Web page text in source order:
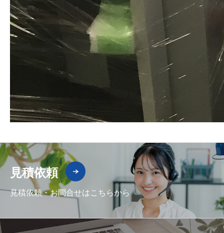
見積依頼
見積依頼・お問合せはこちらから